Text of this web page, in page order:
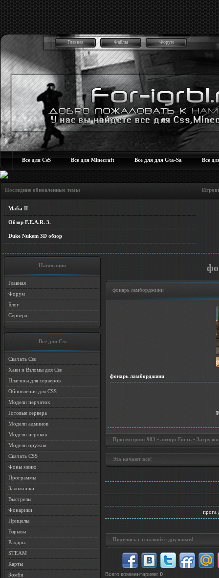
Главная Файлы Форум
Все для CsS Все для Minecraft Все для для Gta-Sa Все
Последние обновленные темы Игровые
Mafia II
Обзор F.E.A.R. 3.
Duke Nukem 3D обзор
Навигация
Главная
Форум
Блог
Сервера
Все для Css
Скачать Css
Хаки и Взломы для Css
Плагины для серверов
Обновления для CSS
Модели перчаток
Готовые сервера
Модели админов
Модели игроков
Модели оружия
Скачать CSS
Фоны меню
Программы
Заложники
Выстрелы
Фонарики
Прицелы
Взрывы
Радары
STEAM
Карты
Зомби
фонарь ламборджини
фонарь ламборджини
Просмотров: 983 • автор: Гость •
Эта качают все!
прога
Поделись с ссылкой с друзьями!
Всего комментариев: 0